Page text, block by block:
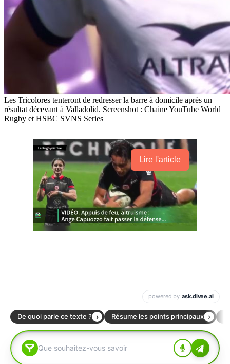
Les Tricolores tenteront de redresser la barre à domicile après un
résultat décevant à Valladolid. Screenshot : Chaine YouTube World
Rugby et HSBC SVNS Series
Lire l'article